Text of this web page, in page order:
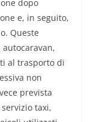
dopo
e, in seguito,
Queste
al trasporto di
non
prevista
taxi,